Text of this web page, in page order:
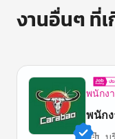
งานอื่นๆ ที่
พนักง
พนักง